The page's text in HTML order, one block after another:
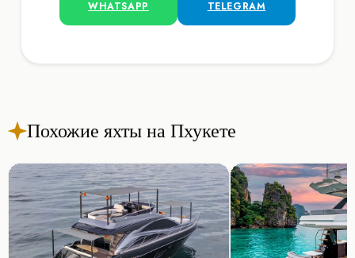
WHATSAPP TELEGRAM
Похожие яхты на Пхукете